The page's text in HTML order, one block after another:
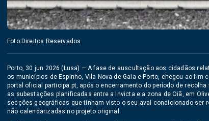
Foto:Direitos Reservados
Porto, 30 jun 2026 (Lusa) — A fase de auscultação aos cidadãos
os municípios de Espinho, Vila Nova de Gaia e Porto, chegou ao
portal oficial participa.pt, após o encerramento do período de
as subestações planificadas entre a Invicta e a zona de Oiã, em
secções geográficas que tinham visto o seu aval condicionado ser
não calendarizadas no projeto original.